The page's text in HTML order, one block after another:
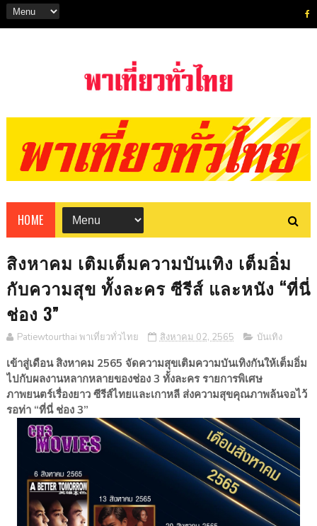
HOME
สิงหาคม เติมเต็มความบันเทิง เต็มอิ่ม
กับความสุข ทั้งละคร ซีรีส์ และหนัง “ที่นี่
ช่อง 3”
Patiewtourthai พาเที่ยวทั่วไทย สิงหาคม 02, 2565 บันเทิง
เข้าสู่เดือน สิงหาคม 2565 จัดความสุขเติมความบันเทิงกันให้เต็มอิ่ม
ไปกับผลงานหลากหลายของช่อง 3 ทั้งละคร รายการพิเศษ
ภาพยนตร์เรื่องยาว ซีรีส์ไทยและเกาหลี ส่งความสุขคุณภาพล้นจอไว้
รอท่า “ที่นี่ ช่อง 3”